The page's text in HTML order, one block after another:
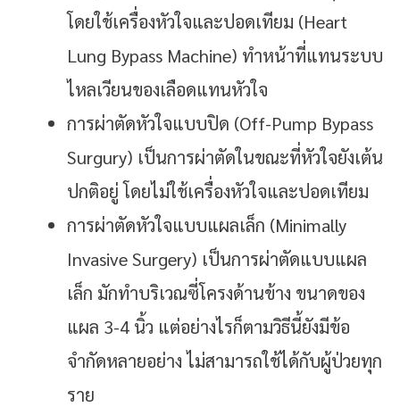
โดยใช้เครื่องหัวใจและปอดเทียม (heart
Lung Bypass Machine) ทำหน้าที่แทนระบบ
ไหลเวียนของเลือดแทนหัวใจ
การผ่าตัดหัวใจแบบปิด (off-Pump Bypass
Surgury) เป็นการผ่าตัดในขณะที่หัวใจยังเต้น
ปกติอยู่ โดยไม่ใช้เครื่องหัวใจและปอดเทียม
การผ่าตัดหัวใจแบบแผลเล็ก (minimally
Invasive Surgery) เป็นการผ่าตัดแบบแผล
เล็ก มักทำบริเวณซี่โครงด้านข้าง ขนาดของ
แผล 3-4 นิ้ว แต่อย่างไรก็ตามวิธีนี้ยังมีข้อ
จำกัดหลายอย่าง ไม่สามารถใช้ได้กับผู้ป่วยทุก
ราย